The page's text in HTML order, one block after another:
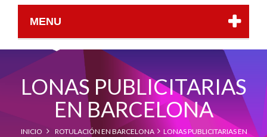
MENU
LONAS PUBLICITARIAS
EN BARCELONA
INICIO ROTULACIÓN EN BARCELONA
LONAS PUBLICITARIAS EN